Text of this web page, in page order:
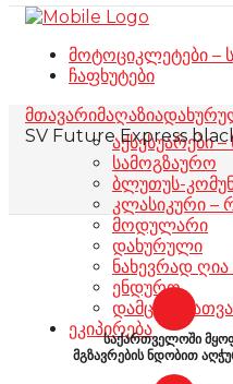
მოტოციკლეტები –
ჩაფხუტები
აქსესუარები
სამოგზაურო
ბლუთუს-
კლასიკური –
მოდულარი
დახურული
ნახევრად ღია
ენდურო
დამცავი
ეკიპირება
მთავარიმაღაზია
SV Future Express
საქართველოში
მგზავრების ნდობით